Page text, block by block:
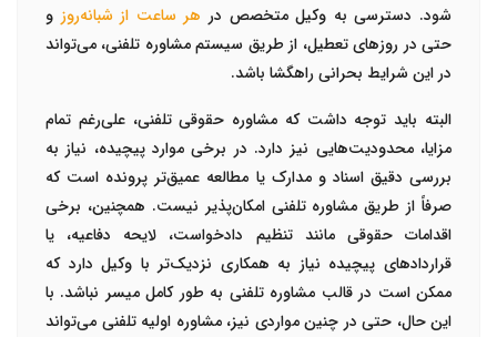
شود. دسترسی به وکیل متخصص در هر ساعت از شبانه‌روز و
حتی در روزهای تعطیل، از طریق سیستم مشاوره تلفنی، می‌تواند
در این شرایط بحرانی راهگشا باشد.
البته باید توجه داشت که مشاوره حقوقی تلفنی، علی‌رغم تمام
مزایا، محدودیت‌هایی نیز دارد. در برخی موارد پیچیده، نیاز به
بررسی دقیق اسناد و مدارک یا مطالعه عمیق‌تر پرونده است که
صرفاً از طریق مشاوره تلفنی امکان‌پذیر نیست. همچنین، برخی
اقدامات حقوقی مانند تنظیم دادخواست، لایحه دفاعیه، یا
قراردادهای پیچیده نیاز به همکاری نزدیک‌تر با وکیل دارد که
ممکن است در قالب مشاوره تلفنی به طور کامل میسر نباشد. با
این حال، حتی در چنین مواردی نیز، مشاوره اولیه تلفنی می‌تواند